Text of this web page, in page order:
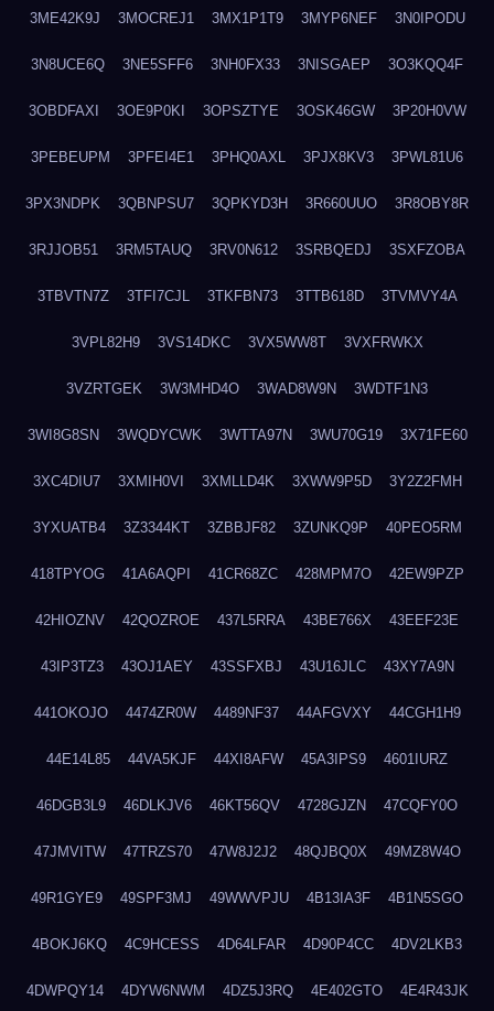
3ME42K9J 3MOCREJ1 3MX1P1T9 3MYP6NEF 3N0IPODU
3N8UCE6Q 3NE5SFF6 3NH0FX33 3NISGAEP 3O3KQQ4F
3OBDFAXI 3OE9P0KI 3OPSZTYE 3OSK46GW 3P20H0VW
3PEBEUPM 3PFEI4E1 3PHQ0AXL 3PJX8KV3 3PWL81U6
3PX3NDPK 3QBNPSU7 3QPKYD3H 3R660UUO 3R8OBY8R
3RJJOB51 3RM5TAUQ 3RV0N612 3SRBQEDJ 3SXFZOBA
3TBVTN7Z 3TFI7CJL 3TKFBN73 3TTB618D 3TVMVY4A
3VPL82H9 3VS14DKC 3VX5WW8T 3VXFRWKX
3VZRTGEK 3W3MHD4O 3WAD8W9N 3WDTF1N3
3WI8G8SN 3WQDYCWK 3WTTA97N 3WU70G19 3X71FE60
3XC4DIU7 3XMIH0VI 3XMLLD4K 3XWW9P5D 3Y2Z2FMH
3YXUATB4 3Z3344KT 3ZBBJF82 3ZUNKQ9P 40PEO5RM
418TPYOG 41A6AQPI 41CR68ZC 428MPM7O 42EW9PZP
42HIOZNV 42QOZROE 437L5RRA 43BE766X 43EEF23E
43IP3TZ3 43OJ1AEY 43SSFXBJ 43U16JLC 43XY7A9N
441OKOJO 4474ZR0W 4489NF37 44AFGVXY 44CGH1H9
44E14L85 44VA5KJF 44XI8AFW 45A3IPS9 4601IURZ
46DGB3L9 46DLKJV6 46KT56QV 4728GJZN 47CQFY0O
47JMVITW 47TRZS70 47W8J2J2 48QJBQ0X 49MZ8W4O
49R1GYE9 49SPF3MJ 49WWVPJU 4B13IA3F 4B1N5SGO
4BOKJ6KQ 4C9HCESS 4D64LFAR 4D90P4CC 4DV2LKB3
4DWPQY14 4DYW6NWM 4DZ5J3RQ 4E402GTO 4E4R43JK